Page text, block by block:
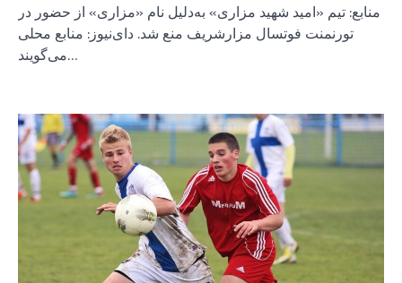
منابع: تیم «امید شهید مزاری» به‌دلیل نام «مزاری» از حضور در
تورنمنت فوتسال مزارشریف منع شد. دای‌نیوز: منابع محلی
می‌گویند…